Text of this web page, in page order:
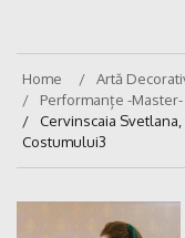
Home Artă
Performanțe -
Cervinscaia
Costumului3